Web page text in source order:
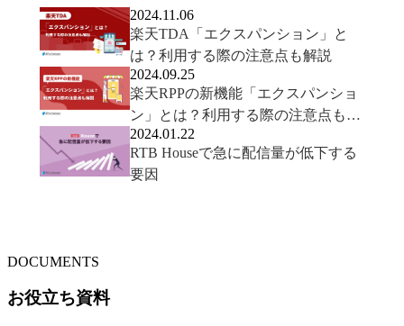
2024.11.06
楽天TDA「エクスパンション」と
は？利用する際の注意点も解説
2024.09.25
楽天RPPの新機能「エクスパンショ
ン」とは？利用する際の注意点も解
説
2024.01.22
RTB Houseで急に配信量が低下する
要因
DOCUMENTS
お役立ち資料